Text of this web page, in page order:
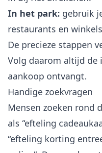
In het park: gebruik
restaurants en
De precieze stappen
Volg daarom altijd
aankoop ontvangt.
Handige zoekvragen
Mensen zoeken rond
als “efteling
“efteling korting